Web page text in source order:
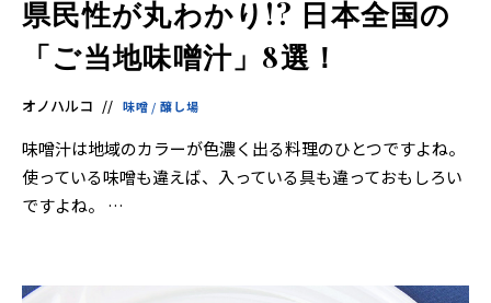
県民性が丸わかり!? 日本全国の
「ご当地味噌汁」8選！
オノハルコ 味噌 / 醸し場
味噌汁は地域のカラーが色濃く出る料理のひとつですよね。
使っている味噌も違えば、入っている具も違っておもしろい
ですよね。 …